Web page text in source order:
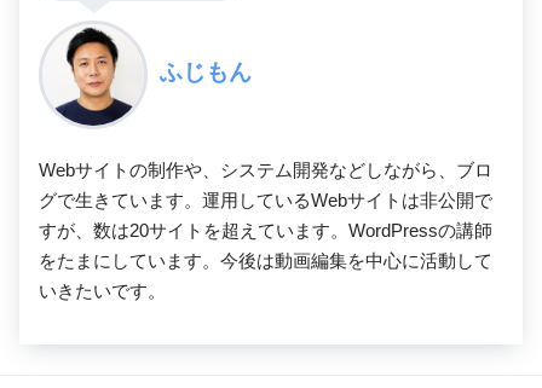
ふじもん
Webサイトの制作や、システム開発などしながら、ブロ
グで生きています。運用しているWebサイトは非公開で
すが、数は20サイトを超えています。WordPressの講師
をたまにしています。今後は動画編集を中心に活動して
いきたいです。